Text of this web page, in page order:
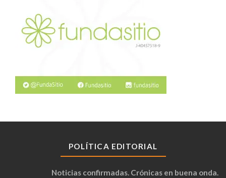
POLÍTICA EDITORIAL
Noticias confirmadas. Crónicas en buena onda.